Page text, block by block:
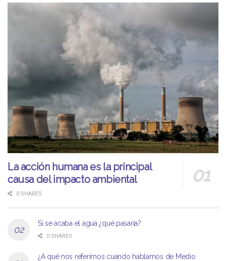
La acción humana es la principal
causa del impacto ambiental
0 SHARES
Si se acaba el agua ¿qué pasaría?
0 SHARES
¿A qué nos referimos cuando hablamos de Medio